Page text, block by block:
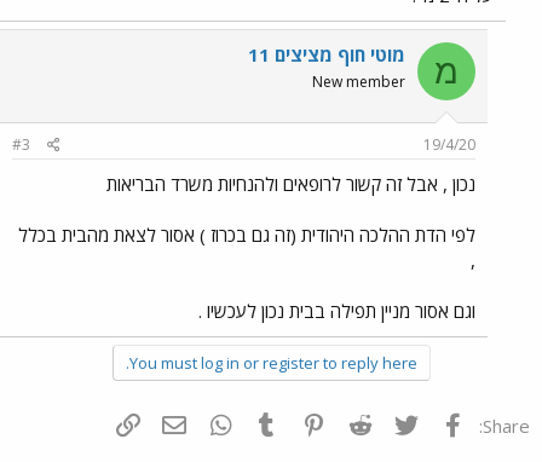
מ מוטי חוף מציצים 11
New member
19/4/20
#3
נכון , אבל זה קשור לרופאים ולהנחיות משרד הבריאות
לפי הדת ההלכה היהודית (זה גם בכרוז ) אסור לצאת מהבית בכלל
,
וגם אסור מניין תפילה בבית נכון לעכשיו .
You must log in or register to reply here.
Share: פייסבוק Twitter
Reddit
Pinterest
Tumblr
WhatsAppדואר אלקטרוני